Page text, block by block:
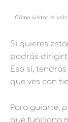
Cómo visitar el
Si quieres
podrás
Eso sí,
que ves con
Para guiarte,